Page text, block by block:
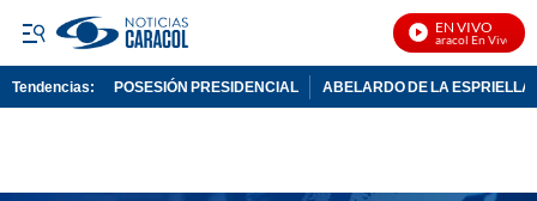
EN VIVO
Noticias Caracol En Vivo
Tendencias: POSESIÓN PRESIDENCIAL ABELARDO DE LA ESPRIELLA